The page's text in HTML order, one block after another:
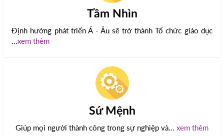
Tầm Nhìn
Định hướng phát triển Á - Âu sẽ trở thành Tổ chức giáo dục
...xem thêm
Sứ Mệnh
Giúp mọi người thành công trong sự nghiệp và... xem thêm